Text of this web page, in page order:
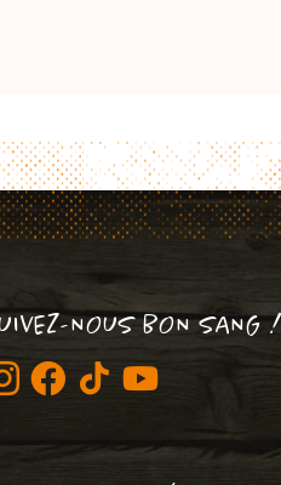
NOUS BON SANG !